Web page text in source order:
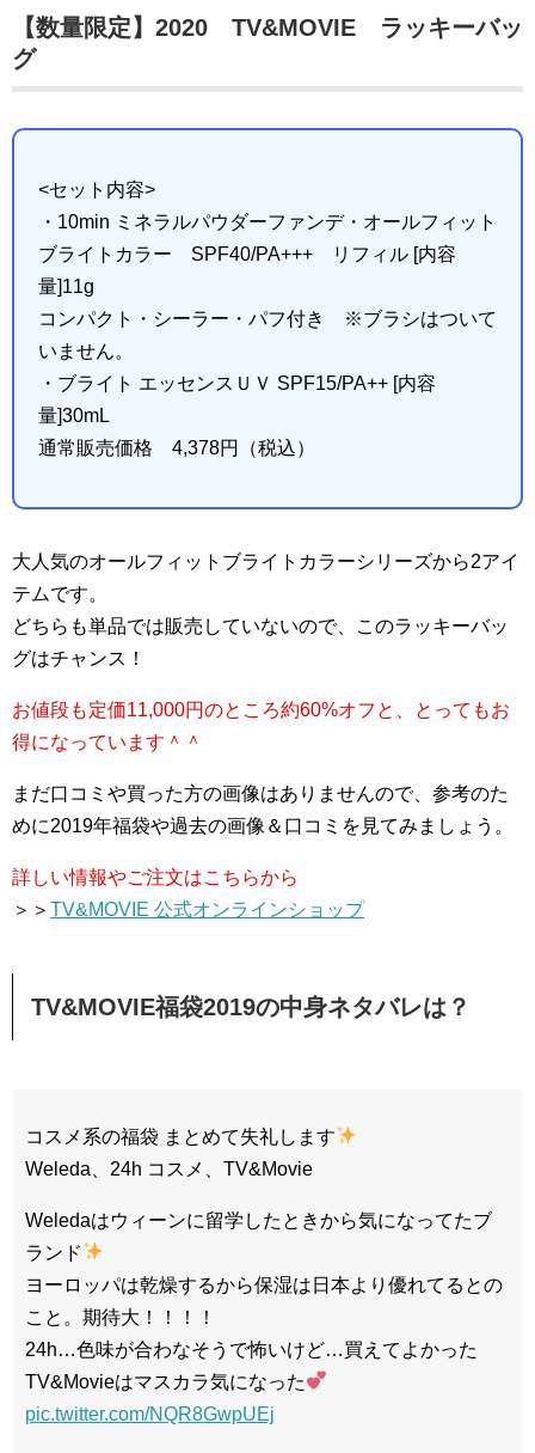
【数量限定】2020 TV&MOVIE ラッキーバッ
グ
<セット内容>
・10min ミネラルパウダーファンデ・オールフィット
ブライトカラー SPF40/PA+++ リフィル [内容
量]11g
コンパクト・シーラー・パフ付き ※ブラシはついて
いません。
・ブライト エッセンスＵＶ SPF15/PA++ [内容
量]30mL
通常販売価格 4,378円（税込）
大人気のオールフィットブライトカラーシリーズから2アイ
テムです。
どちらも単品では販売していないので、このラッキーバッ
グはチャンス！
お値段も定価11,000円のところ約60%オフと、とってもお
得になっています＾＾
まだ口コミや買った方の画像はありませんので、参考のた
めに2019年福袋や過去の画像＆口コミを見てみましょう。
詳しい情報やご注文はこちらから
＞＞ TV&MOVIE 公式オンラインショップ
TV&MOVIE福袋2019の中身ネタバレは？
コスメ系の福袋 まとめて失礼します
Weleda、24h コスメ、TV&Movie
Weledaはウィーンに留学したときから気になってたブ
ランド
ヨーロッパは乾燥するから保湿は日本より優れてるとの
こと。期待大！！！！
24h…色味が合わなそうで怖いけど…買えてよかった
TV&Movieはマスカラ気になった
pic.twitter.com/NQR8GwpUEj